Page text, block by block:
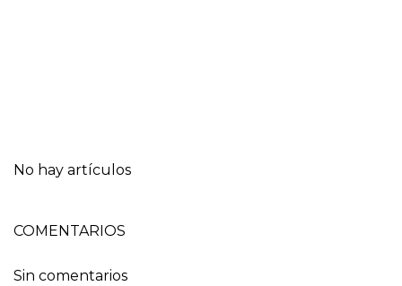
No hay artículos
COMENTARIOS
Sin comentarios